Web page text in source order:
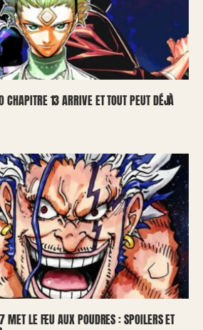
CHAPITRE 13 ARRIVE ET TOUT PEUT DÉJÀ
MET LE FEU AUX POUDRES : SPOILERS ET